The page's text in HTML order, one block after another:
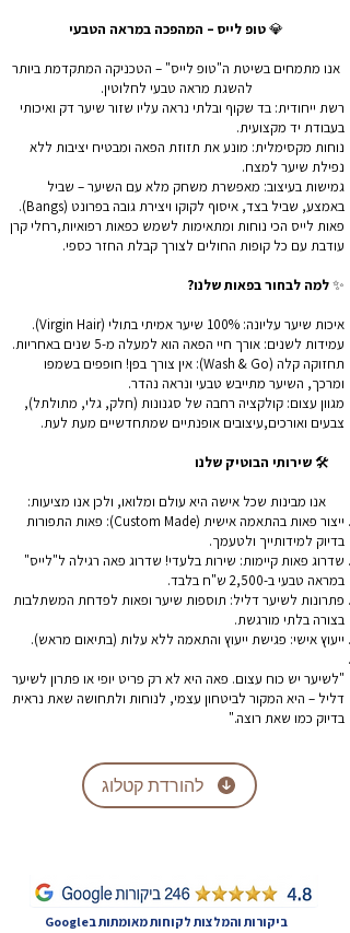
💎טופ לייס – המהפכה במראה הטבעי
אנו מתמחים בשיטת ה"טופ לייס" – הטכניקה המתקדמת ביותר
להשגת מראה טבעי לחלוטין.
רשת ייחודית: בד שקוף ובלתי נראה עליו שזור שיער דק ואיכותי
בעבודת יד מקצועית.
נוחות מקסימלית: מונע את תזוזת הפאה ומבטיח יציבות ללא
נפילת שיער למצח.
גמישות בעיצוב: מאפשרת משחק מלא עם השיער – שביל
באמצע, שביל בצד, איסוף לקוקו ויצירת גובה בפרונט (Bangs).
פאות לייס הכי נוחות ומתאימות לשמש כפאות רפואיות,רחלי קרן
עודבת עם כל קופות החולים לצורך קבלת החזר כספי.
✨למה לבחור בפאות שלנו?
איכות שיער עליונה: 100% שיער אמיתי בתולי (Virgin Hair).
עמידות לשנים: אורך חיי הפאה הוא למעלה מ-5 שנים באחריות.
תחזוקה קלה (Wash & Go): אין צורך בפן! חופפים בשמפו
ומרכך, השיער מתייבש טבעי ונראה נהדר.
מגוון עצום: קולקציה רחבה של סגנונות (חלק, גלי, מתולתל),
צבעים ואורכים,עיצובים אופנתיים שמתחדשיים מעת לעת.
🛠️שירותי הבוטיק שלנו
אנו מבינות שכל אישה היא עולם ומלואו, ולכן אנו מציעות:
ייצור פאות בהתאמה אישית (Custom Made): פאות התפורות
בדיוק למידותייך ולטעמך.
שדרוג פאות קיימות: שירות בלעדי! שדרוג פאה רגילה ל"לייס"
במראה טבעי ב-2,500 ש"ח בלבד.
פתרונות לשיער דליל: תוספות שיער ופאות לפדחת המשתלבות
בצורה בלתי מורגשת.
ייעוץ אישי: פגישת ייעוץ והתאמה ללא עלות (בתיאום מראש).
"לשיער יש כוח עצום. פאה היא לא רק פריט יופי או פתרון לשיער
דליל – היא המקור לביטחון עצמי, לנוחות ולתחושה שאת נראית
בדיוק כמו שאת רוצה."
להורדת קטלוג
ביקורות והמלצות לקוחות מאומתות בGoogle